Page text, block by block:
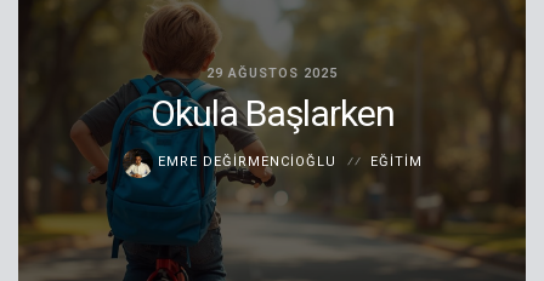
29 AĞUSTOS 2025
Okula Başlarken
EMRE DEĞIRMENCIOĞLU EĞITIM